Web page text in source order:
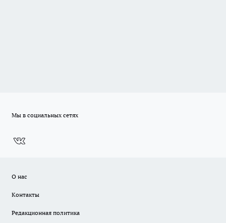
Мы в социальных сетях
О нас
Контакты
Редакционная политика